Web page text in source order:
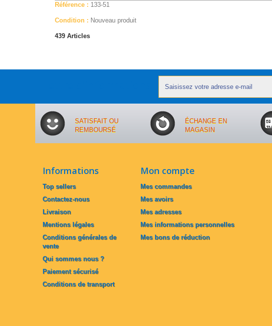
Référence : 133-51
Condition : Nouveau produit
439 Articles
SATISFAIT OU
REMBOURSÉ
ÉCHANGE EN
MAGASIN
Informations
Top sellers
Contactez-nous
Livraison
Mentions légales
Conditions générales de
vente
Qui sommes nous ?
Paiement sécurisé
Conditions de transport
Mon compte
Mes commandes
Mes avoirs
Mes adresses
Mes informations personnelles
Mes bons de réduction